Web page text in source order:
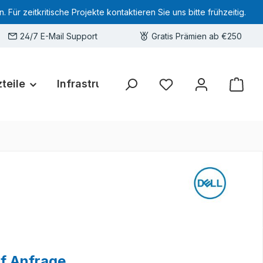
Für zeitkritische Projekte kontaktieren Sie uns bitte frühzeitig.
24/7 E-Mail Support Gratis Prämien ab €250
Infrastruktur Hardware-Deals
Sie haben 0 Produkte